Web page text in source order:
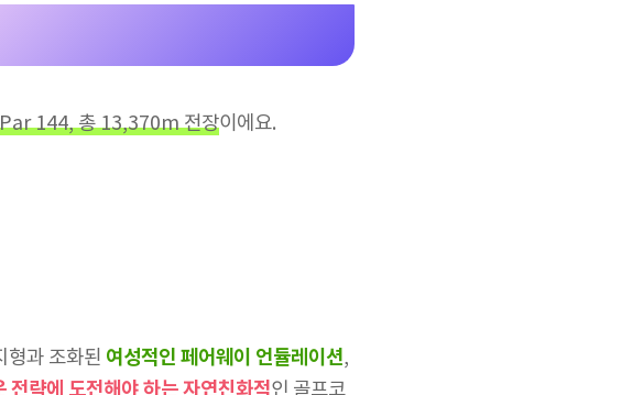
144, 총 13,370m 전장이에요.
과 조화된 여성적인 페어웨이 언듈레이션,
전략에 도전해야 하는 자연친화적인 골프코